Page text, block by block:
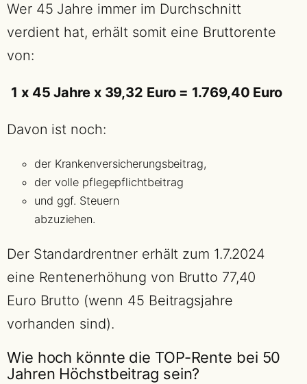
Wer 45 Jahre immer im Durchschnitt
verdient hat, erhält somit eine Bruttorente
von:
1 x 45 Jahre x 39,32 Euro = 1.769,40 Euro
Davon ist noch:
der Krankenversicherungsbeitrag,
der volle pflegepflichtbeitrag
und ggf. Steuern
abzuziehen.
Der Standardrentner erhält zum 1.7.2024
eine Rentenerhöhung von Brutto 77,40
Euro Brutto (wenn 45 Beitragsjahre
vorhanden sind).
Wie hoch könnte die TOP-Rente bei 50
Jahren Höchstbeitrag sein?